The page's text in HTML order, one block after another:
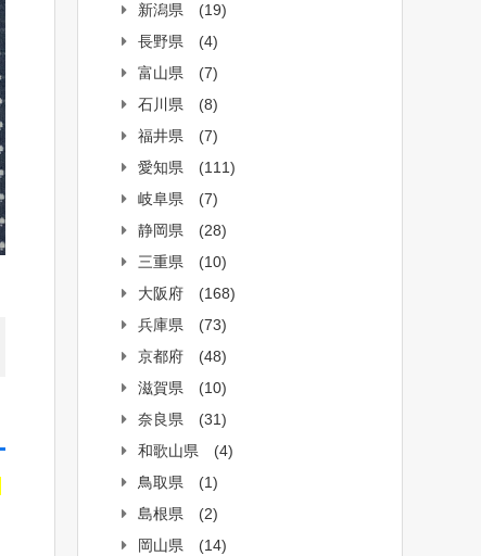
新潟県
(19)
長野県
(4)
富山県
(7)
石川県
(8)
福井県
(7)
愛知県
(111)
岐阜県
(7)
静岡県
(28)
三重県
(10)
大阪府
(168)
兵庫県
(73)
京都府
(48)
滋賀県
(10)
奈良県
(31)
和歌山県
(4)
鳥取県
(1)
島根県
(2)
岡山県
(14)